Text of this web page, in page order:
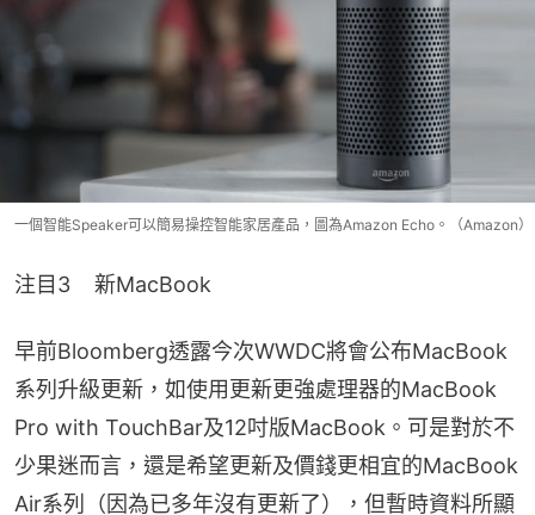
一個智能Speaker可以簡易操控智能家居產品，圖為Amazon Echo。（Amazon）
注目3    新MacBook
早前Bloomberg透露今次WWDC將會公布MacBook
系列升級更新，如使用更新更強處理器的MacBook
Pro with TouchBar及12吋版MacBook。可是對於不
少果迷而言，還是希望更新及價錢更相宜的MacBook
Air系列（因為已多年沒有更新了），但暫時資料所顯